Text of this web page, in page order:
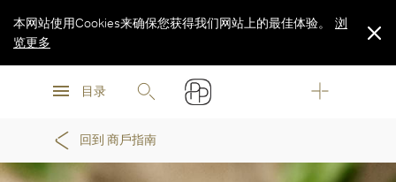
浏
目录
本网站使用Cookies来确保您获得我们网站上的最佳体验。
浏
览更多
回到 商戶指南